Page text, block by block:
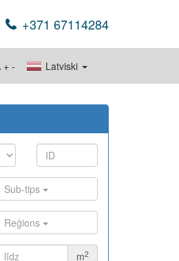
+371 67114284
Latviski
+ -
Sub-tips
Reģions
m2